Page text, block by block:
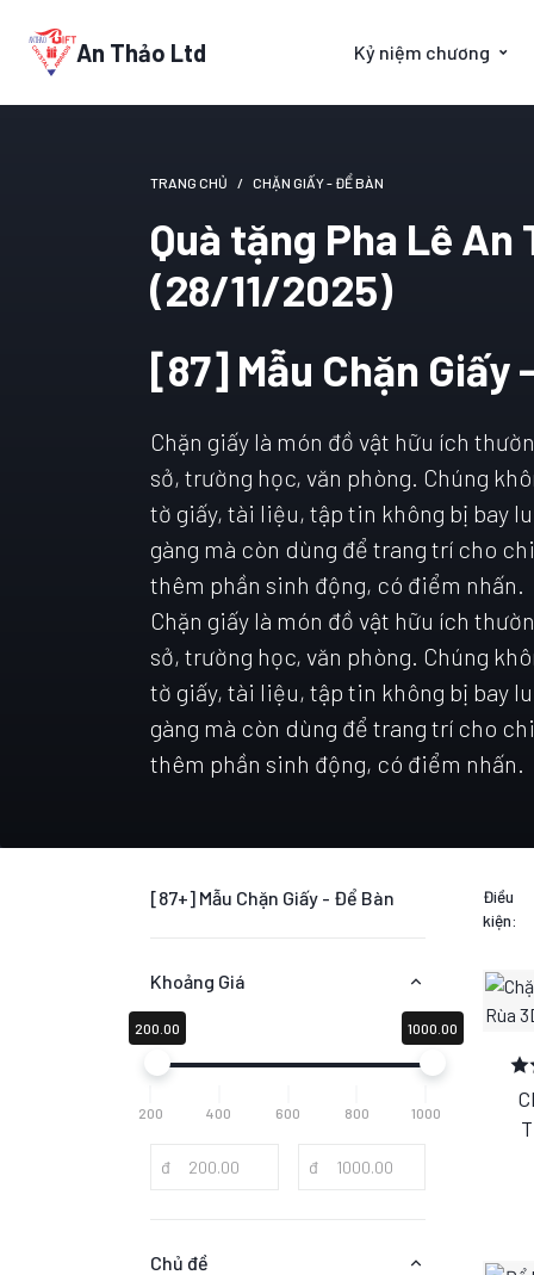
An Thảo Ltd Kỷ niệm chương
TRANG CHỦ CHẶN GIẤY - ĐỂ BÀN
Quà tặng Pha Lê
(28/11/2025)
[87] Mẫu Chặn Giấy
Chặn giấy là món đồ vật hữu ích
sở, trường học, văn phòng. Chúng
tờ giấy, tài liệu, tập tin không bị bay
gàng mà còn dùng để trang trí cho
thêm phần sinh động, có điểm nhấn.
Chặn giấy là món đồ vật hữu ích
sở, trường học, văn phòng. Chúng
tờ giấy, tài liệu, tập tin không bị bay
gàng mà còn dùng để trang trí cho
thêm phần sinh động, có điểm nhấn.
[87+] Mẫu Chặn Giấy - Để Bàn
Khoảng Giá
200.00 1000.00
200 400 600 800 1000
đ đ
Chủ đề
Điều
kiện: